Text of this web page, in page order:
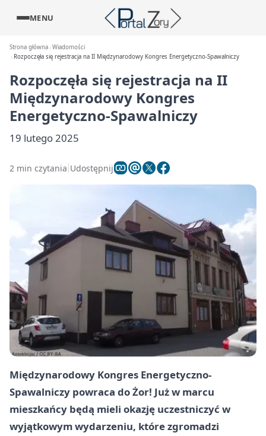
MENU
Strona główna Wiadomości
Rozpoczęła się rejestracja na II Międzynarodowy Kongres Energetyczno-Spawalniczy
Rozpoczęła się rejestracja na II
Międzynarodowy Kongres
Energetyczno-Spawalniczy
19 lutego 2025
2 min czytania Udostępnij
Międzynarodowy Kongres Energetyczno-
Spawalniczy powraca do Żor! Już w marcu
mieszkańcy będą mieli okazję uczestniczyć w
wyjątkowym wydarzeniu, które zgromadzi